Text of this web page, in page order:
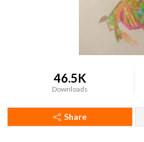
46.5K
Downloads
Share